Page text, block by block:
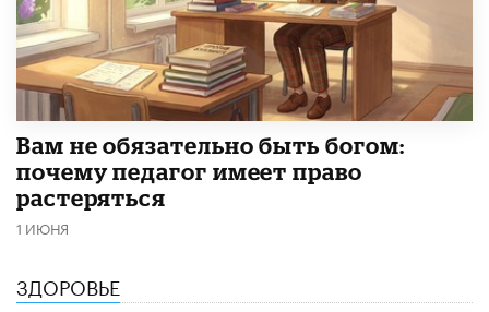
​Вам не обязательно быть богом:
почему педагог имеет право
растеряться
1 ИЮНЯ
ЗДОРОВЬЕ